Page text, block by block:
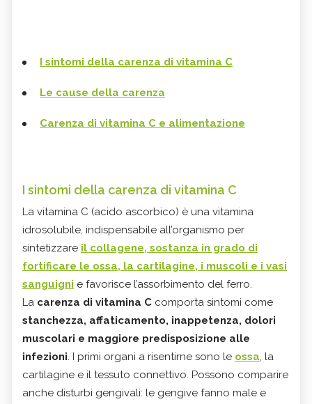
I sintomi della carenza di vitamina C
Le cause della carenza
Carenza di vitamina C e alimentazione
I sintomi della carenza di vitamina C
La vitamina C (acido ascorbico) è una vitamina
idrosolubile, indispensabile all’organismo per
sintetizzare il collagene, sostanza in grado di
fortificare le ossa, la cartilagine, i muscoli e i vasi
sanguigni e favorisce l’assorbimento del ferro.
La carenza di vitamina C comporta sintomi come
stanchezza, affaticamento, inappetenza, dolori
muscolari e maggiore predisposizione alle
infezioni. I primi organi a risentirne sono le ossa, la
cartilagine e il tessuto connettivo. Possono comparire
anche disturbi gengivali: le gengive fanno male e